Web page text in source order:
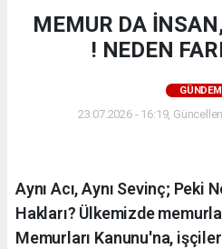
MEMUR DA
! NEDEN
GÜNDEM
23.07.2026 - 16:19,
Aynı Acı, Aynı Sevinç; Peki
Hakları? Ülkemizde
Memurları Kanunu'na,